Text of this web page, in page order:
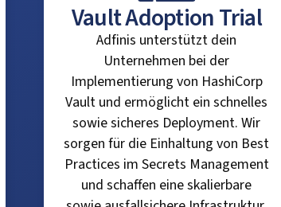
Vault Adoption Trial
Adfinis unterstützt dein
Unternehmen bei der
Implementierung von HashiCorp
Vault und ermöglicht ein schnelles
sowie sicheres Deployment. Wir
sorgen für die Einhaltung von Best
Practices im Secrets Management
und schaffen eine skalierbare